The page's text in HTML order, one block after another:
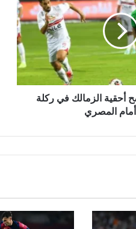
أحقية الزمالك في ركلة
المصري